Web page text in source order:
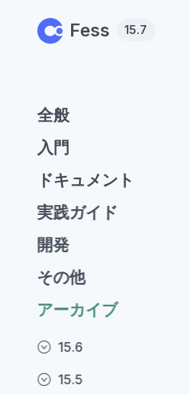
Fess 15.7
全般
入門
ドキュメント
実践ガイド
開発
その他
アーカイブ
15.6
15.5